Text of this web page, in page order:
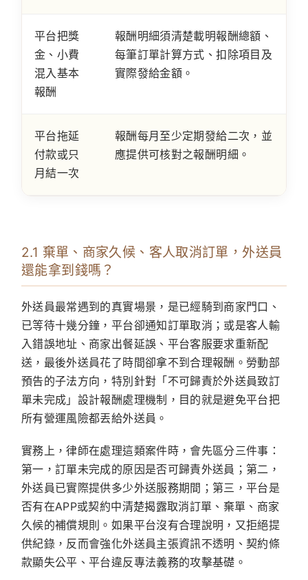
平台把獎
金、小費
混入基本
報酬
報酬明細須清楚載明報酬總額、
每筆訂單計算方式、扣除項目及
實際發給金額。
平台拖延
付款或只
月結一次
報酬每月至少定期發給二次，並
應提供可核對之報酬明細。
2.1 棄單、商家久候、客人取消訂單，外送員
還能拿到錢嗎？
外送員最常遇到的真實場景，是已經騎到商家門口、
已等待十幾分鐘，平台卻通知訂單取消；或是客人輸
入錯誤地址、商家出餐延誤、平台客服要求重新配
送，最後外送員花了時間卻拿不到合理報酬。勞動部
預告的子法方向，特別針對「不可歸責於外送員致訂
單未完成」設計報酬處理機制，目的就是避免平台把
所有營運風險都丟給外送員。
實務上，律師在處理這類案件時，會先區分三件事：
第一，訂單未完成的原因是否可歸責外送員；第二，
外送員已實際提供多少外送服務期間；第三，平台是
否有在APP或契約中清楚揭露取消訂單、棄單、商家
久候的補償規則。如果平台沒有合理說明，又拒絕提
供紀錄，反而會強化外送員主張資訊不透明、契約條
款顯失公平、平台違反專法義務的攻擊基礎。